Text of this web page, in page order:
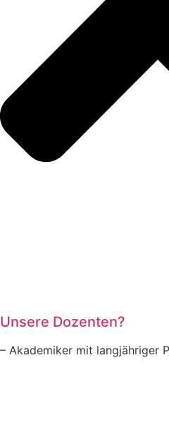
Unsere Dozenten?
– Akademiker mit langjähriger